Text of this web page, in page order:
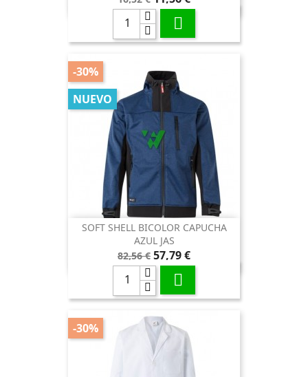
base

SOFT SHELL BICOLOR CAPUCHA
AZUL JAS
Precio
base
82,56 € Precio
57,79 €

-30%
NUEVO
-30%